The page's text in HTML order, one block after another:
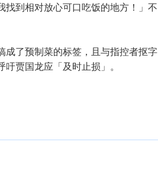
到相对放心可口吃饭的地方！」不
成了预制菜的标签，且与指控者抠字
贾国龙应「及时止损」。